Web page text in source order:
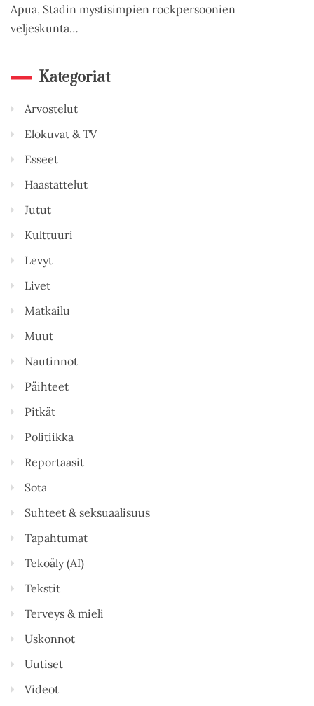
Apua, Stadin mystisimpien rockpersoonien
veljeskunta…
Kategoriat
Arvostelut
Elokuvat & TV
Esseet
Haastattelut
Jutut
Kulttuuri
Levyt
Livet
Matkailu
Muut
Nautinnot
Päihteet
Pitkät
Politiikka
Reportaasit
Sota
Suhteet & seksuaalisuus
Tapahtumat
Tekoäly (AI)
Tekstit
Terveys & mieli
Uskonnot
Uutiset
Videot